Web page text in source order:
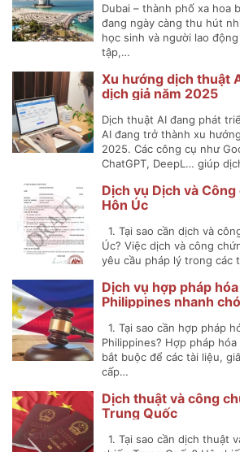
Dubai – thành phố xa hoa
đang ngày càng thu hút
học sinh và người lao
tập,…
Xu hướng dịch thuật
dịch giả năm 2025
Dịch thuật AI đang phát
AI đang trở thành xu
2025. Các công cụ như
ChatGPT, DeepL… giúp
Dịch vụ Dịch và
Hôn Úc
1. Tại sao cần dịch và
Úc? Việc dịch và công
yêu cầu pháp lý trong các
Dịch vụ hợp pháp
Philippines nhanh
1. Tại sao cần hợp pháp
Philippines? Hợp pháp
bắt buộc để các tài liệu,
cấp…
Dịch thuật và công
Trung Quốc
1. Tại sao cần dịch thuật